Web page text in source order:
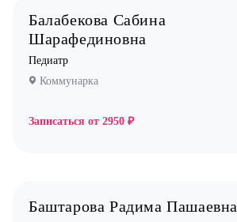
Невролог
Нефролог
Ортопед
Остеопат
Психолог
Балабекова Сабина
Шарафединовна
Педиатр
Коммунарка
Записаться от 2950 ₽
Баштарова Радима Пашаевна